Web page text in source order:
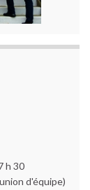
h 30
d'équipe)